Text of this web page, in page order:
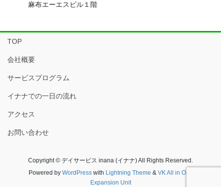
麻布エーエスビル１階
TOP
会社概要
サービスプログラム
イナナでの一日の流れ
アクセス
お問い合わせ
Copyright © デイサービス inana (イナナ) All Rights Reserved.
Powered by WordPresswith Lightning Theme & VK All in One
Expansion Unit